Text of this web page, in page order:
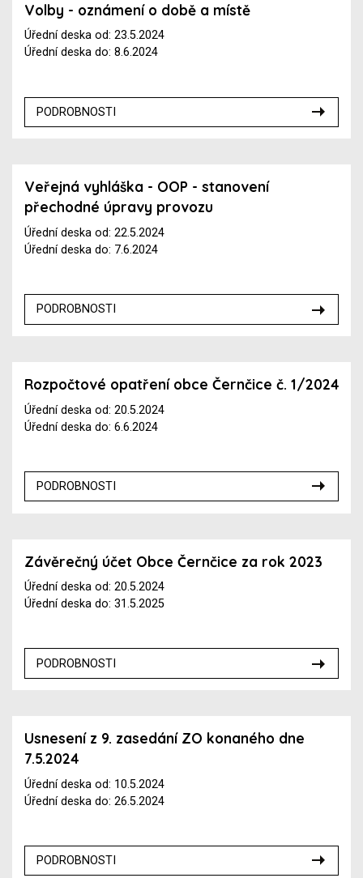
Volby - oznámení o době a místě
Úřední deska od: 23.5.2024
Úřední deska do: 8.6.2024
PODROBNOSTI
Veřejná vyhláška - OOP - stanovení
přechodné úpravy provozu
Úřední deska od: 22.5.2024
Úřední deska do: 7.6.2024
PODROBNOSTI
Rozpočtové opatření obce Černčice č. 1/2024
Úřední deska od: 20.5.2024
Úřední deska do: 6.6.2024
PODROBNOSTI
Závěrečný účet Obce Černčice za rok 2023
Úřední deska od: 20.5.2024
Úřední deska do: 31.5.2025
PODROBNOSTI
Usnesení z 9. zasedání ZO konaného dne
7.5.2024
Úřední deska od: 10.5.2024
Úřední deska do: 26.5.2024
PODROBNOSTI